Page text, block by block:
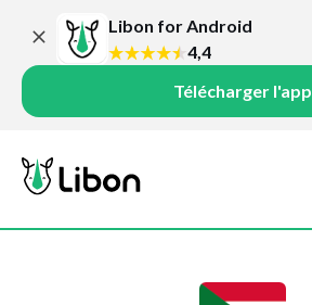
Libon for Android
4,4
Télécharger l'app